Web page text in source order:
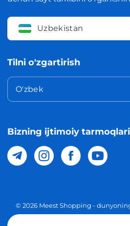
Uzbekistan
Tilni o'zgartirish
O'zbek
Bizning ijtimoiy
© 2026 Meest Shopping -